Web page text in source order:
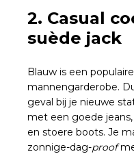
2. Casual
suède jack
Blauw is een
mannengarderobe.
geval bij je nieuwe
met een goede
en stoere boots. Je
zonnige-dag-proof